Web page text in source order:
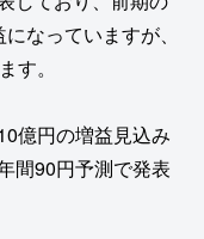
なっていますが、
す。
億円の増益見込み
間90円予測で発表